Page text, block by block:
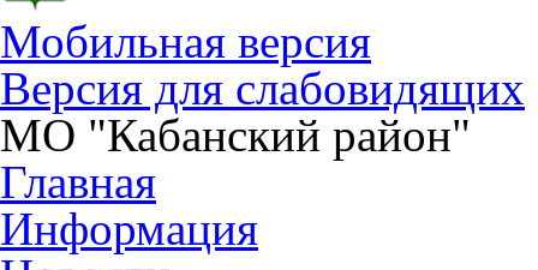
Мобильная версия
Версия для слабовидящих
МО "Кабанский район"
Главная
Информация